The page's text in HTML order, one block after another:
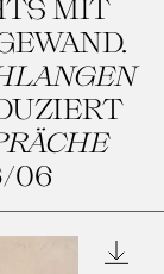
MIT
06